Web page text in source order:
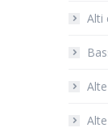
Alti